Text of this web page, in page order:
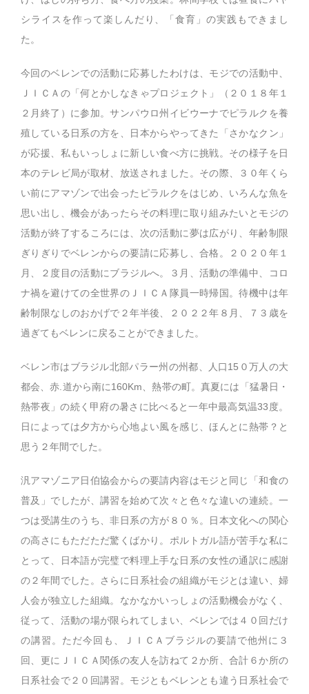
シライスを作って楽しんだり、「食育」の実践もできまし
た。
今回のベレンでの活動に応募したわけは、モジでの活動中、
ＪＩＣＡの「何とかしなきゃプロジェクト」（２０１８年１
２月終了）に参加。サンパウロ州イビウーナでピラルクを養
殖している日系の方を、日本からやってきた「さかなクン」
が応援、私もいっしょに新しい食べ方に挑戦。その様子を日
本のテレビ局が取材、放送されました。その際、３０年くら
い前にアマゾンで出会ったピラルクをはじめ、いろんな魚を
思い出し、機会があったらその料理に取り組みたいとモジの
活動が終了するころには、次の活動に夢は広がり、年齢制限
ぎりぎりでベレンからの要請に応募し、合格。２０２０年１
月、２度目の活動にブラジルへ。３月、活動の準備中、コロ
ナ禍を避けての全世界のＪＩＣＡ隊員一時帰国。待機中は年
齢制限なしのおかげで２年半後、２０２２年８月、７３歳を
過ぎてもベレンに戻ることができました。
ベレン市はブラジル北部パラー州の州都、人口15０万人の大
都会、赤.道から南に160Km、熱帯の町。真夏には「猛暑日・
熱帯夜」の続く甲府の暑さに比べると一年中最高気温33度。
日によっては夕方から心地よい風を感じ、ほんとに熱帯？と
思う２年間でした。
汎アマゾニア日伯協会からの要請内容はモジと同じ「和食の
普及」でしたが、講習を始めて次々と色々な違いの連続。一
つは受講生のうち、非日系の方が８０％。日本文化への関心
の高さにもただただ驚くばかり。ポルトガル語が苦手な私に
とって、日本語が完璧で料理上手な日系の女性の通訳に感謝
の２年間でした。さらに日系社会の組織がモジとは違い、婦
人会が独立した組織。なかなかいっしょの活動機会がなく、
従って、活動の場が限られてしまい、ベレンでは４０回だけ
の講習。ただ今回も、ＪＩＣＡブラジルの要請で他州に３
回、更にＪＩＣＡ関係の友人を訪ねて２か所、合計６か所の
日系社会で２０回講習。モジともベレンとも違う日系社会で